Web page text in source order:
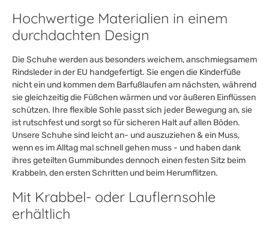
Hochwertige Materialien in einem
durchdachten Design
Die Schuhe werden aus besonders weichem, anschmiegsamem
Rindsleder in der EU handgefertigt. Sie engen die Kinderfüße
nicht ein und kommen dem Barfußlaufen am nächsten, während
sie gleichzeitig die Füßchen wärmen und vor äußeren Einflüssen
schützen. Ihre flexible Sohle passt sich jeder Bewegung an, sie
ist rutschfest und sorgt so für sicheren Halt auf allen Böden.
Unsere Schuhe sind leicht an- und auszuziehen & ein Muss,
wenn es im Alltag mal schnell gehen muss - und haben dank
ihres geteilten Gummibundes dennoch einen festen Sitz beim
Krabbeln, den ersten Schritten und beim Herumflitzen.
Mit Krabbel- oder Lauflernsohle
erhältlich